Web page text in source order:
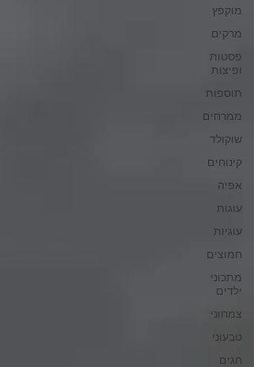
מוקפץ
מרקים
פסטות
ופיצות
תוספות
ממרחים
שוקולד
קינוחים
אפיה
עוגות
עוגיות
חמוצים
מתכוני
ילדים
צמחוני
טבעוני
חגים